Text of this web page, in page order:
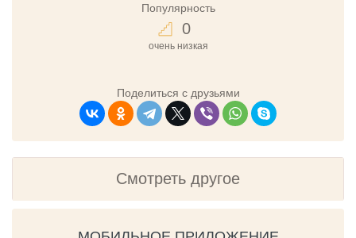
Популярность
0
очень низкая
Поделиться с друзьями
Смотреть другое